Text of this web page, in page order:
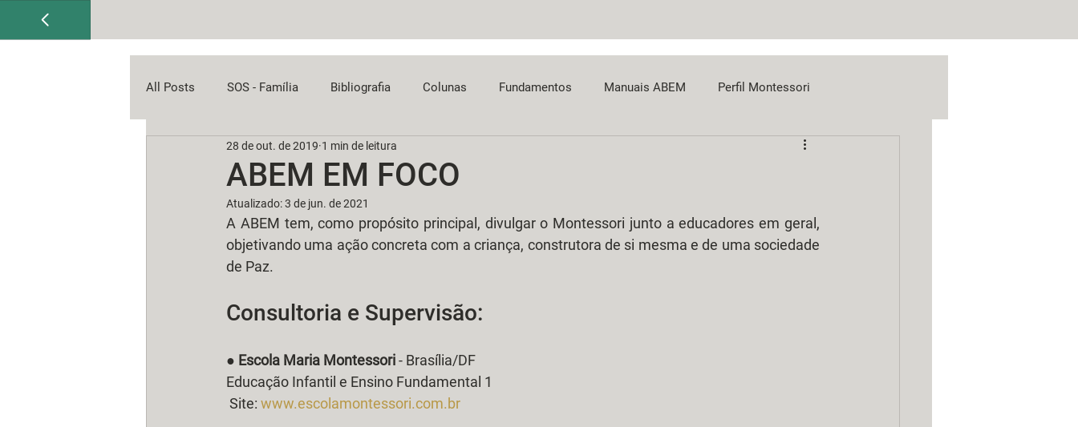
All Posts SOS - Família Bibliografia Colunas Fundamentos Manuais ABEM Perfil Montessori
ABEM EM FOCO
28 de out. de 2019 1 min de leitura
Atualizado:3 de jun. de 2021
A ABEM tem, como propósito principal, divulgar o Montessori junto a educadores em geral,
objetivando uma ação concreta com a criança, construtora de si mesma e de uma sociedade
de Paz.
Consultoria e Supervisão:
● Escola Maria Montessori - Brasília/DF
Educação Infantil e Ensino Fundamental 1
Site: www.escolamontessori.com.br